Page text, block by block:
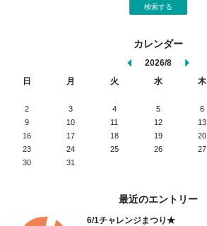
検索する
カレンダー
2026/8
日
月 火 水 木
2
3 4 5 6
9
10 11 12 13
16
17 18 19 20
23
24 25 26 27
30
31
最近のエントリー
6/1チャレンジまつり★